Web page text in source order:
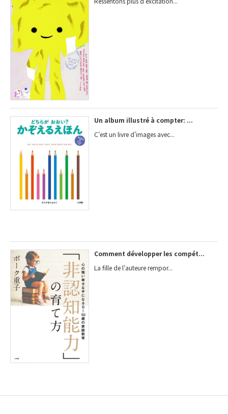
Un album illustré à compter: ...
C'est un livre d'images avec...
Comment développer les compét...
La fille de l'auteure rempor...